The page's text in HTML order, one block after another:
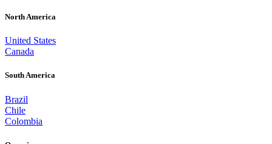
North America
United States
Canada
South America
Brazil
Chile
Colombia